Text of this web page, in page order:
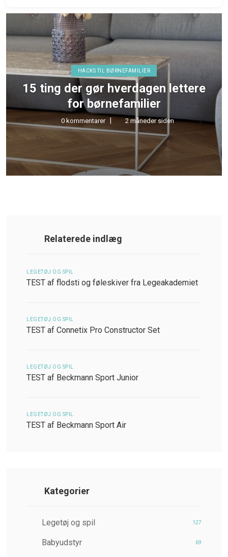
HØRETELEFONER & LYD
TEST af MiiBUDS ACTIVE GO fra
MIIEGO
0 kommentarer 5 måneder siden
Relaterede indlæg
LEGETØJ OG SPIL
TEST af flodsti og føleskiver fra Legeakademiet
LEGETØJ OG SPIL
TEST af Connetix Pro Constructor Set
LEGETØJ OG SPIL
TEST af Beckmann Sport Junior
LEGETØJ OG SPIL
TEST af Beckmann Sport Air
Kategorier
Legetøj og spil 127
Babyudstyr 69